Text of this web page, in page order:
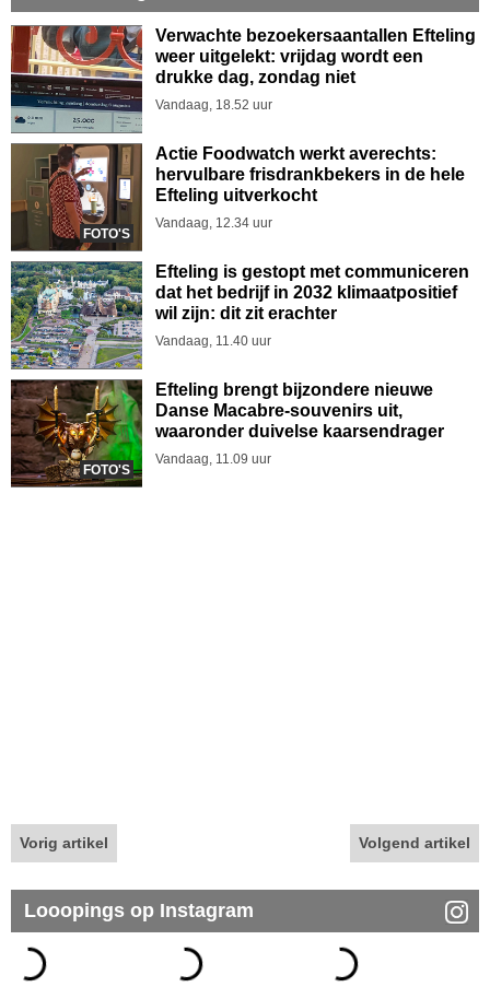
Verwachte bezoekersaantallen Efteling
weer uitgelekt: vrijdag wordt een
drukke dag, zondag niet
Vandaag, 18.52 uur
FOTO'S
Actie Foodwatch werkt averechts:
hervulbare frisdrankbekers in de hele
Efteling uitverkocht
Vandaag, 12.34 uur
Efteling is gestopt met communiceren
dat het bedrijf in 2032 klimaatpositief
wil zijn: dit zit erachter
Vandaag, 11.40 uur
FOTO'S
Efteling brengt bijzondere nieuwe
Danse Macabre-souvenirs uit,
waaronder duivelse kaarsendrager
Vandaag, 11.09 uur
Vorig artikel Volgend artikel
Looopings op Instagram